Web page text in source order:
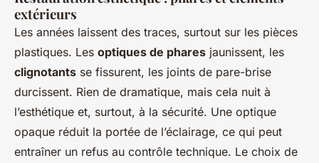
extérieurs
Les années laissent des traces, surtout sur les pièces
plastiques. Les optiques de phares jaunissent, les
clignotants se fissurent, les joints de pare-brise
durcissent. Rien de dramatique, mais cela nuit à
l’esthétique et, surtout, à la sécurité. Une optique
opaque réduit la portée de l’éclairage, ce qui peut
entraîner un refus au contrôle technique. Le choix de